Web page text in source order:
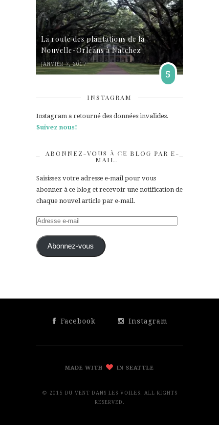
La route des plantations de la
Nouvelle-Orléans à Natchez
JANVIER 7, 2017
5
INSTAGRAM
Instagram a retourné des données invalides.
Suivez nous!
ABONNEZ-VOUS À CE BLOG PAR E-
MAIL.
Saisissez votre adresse e-mail pour vous
abonner à ce blog et recevoir une notification de
chaque nouvel article par e-mail.
Adresse
mail Abonnez-vous
Facebook Instagram
MADE WITH IN SEATTLE
© 2015 DU VENT DANS LES VOILES. ALL RIGHTS
RESERVED.